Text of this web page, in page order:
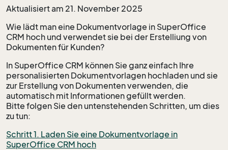
Aktualisiert am 21. November 2025
Wie lädt man eine Dokumentvorlage in SuperOffice
CRM hoch und verwendet sie bei der Erstelliung von
Dokumenten für Kunden?
In SuperOffice CRM können Sie ganz einfach Ihre
personalisierten Dokumentvorlagen hochladen und sie
zur Erstellung von Dokumenten verwenden, die
automatisch mit Informationen gefüllt werden.
Bitte folgen Sie den untenstehenden Schritten, um dies
zu tun:
Schritt 1. Laden Sie eine Dokumentvorlage in
SuperOffice CRM hoch